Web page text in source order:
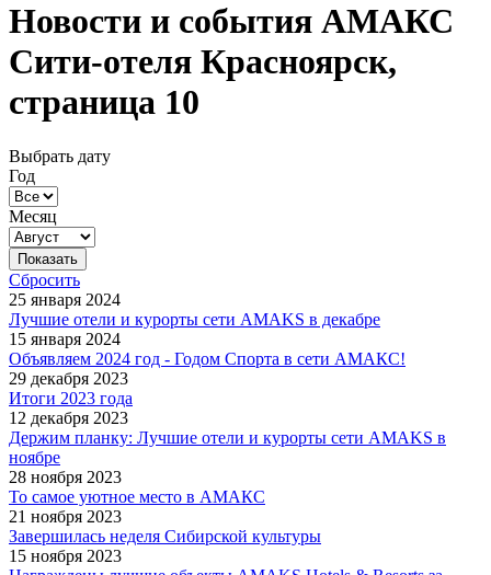
Новости и события АМАКС
Сити-отеля Красноярск,
страница 10
Выбрать дату
Год
Месяц
Сбросить
25 января 2024
Лучшие отели и курорты cети AMAKS в декабре
15 января 2024
Объявляем 2024 год - Годом Спорта в сети АМАКС!
29 декабря 2023
Итоги 2023 года
12 декабря 2023
Держим планку: Лучшие отели и курорты cети AMAKS в
ноябре
28 ноября 2023
То самое уютное место в АМАКС
21 ноября 2023
Завершилась неделя Сибирской культуры
15 ноября 2023